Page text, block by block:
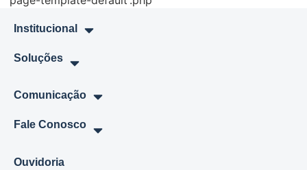
Institucional
Soluções
Comunicação
Fale Conosco
Ouvidoria